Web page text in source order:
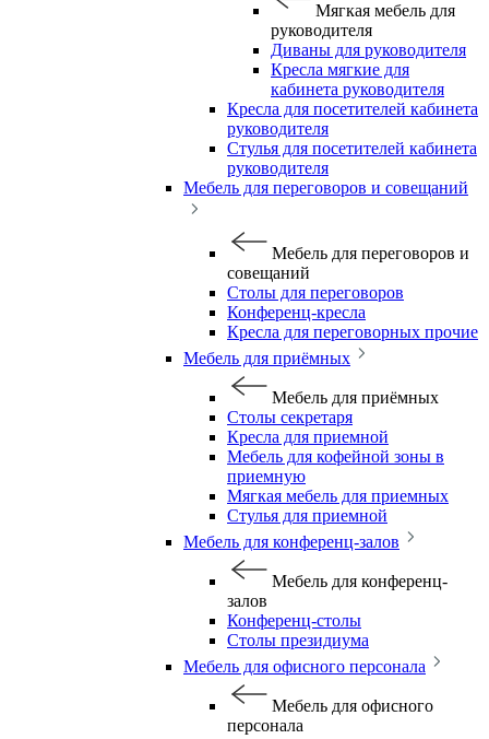
Мягкая мебель для
руководителя
Диваны для руководителя
Кресла мягкие для
кабинета руководителя
Кресла для посетителей кабинета
руководителя
Стулья для посетителей кабинета
руководителя
Мебель для переговоров и совещаний
Мебель для переговоров и
совещаний
Столы для переговоров
Конференц-кресла
Кресла для переговорных прочие
Мебель для приёмных
Мебель для приёмных
Столы секретаря
Кресла для приемной
Мебель для кофейной зоны в
приемную
Мягкая мебель для приемных
Стулья для приемной
Мебель для конференц-залов
Мебель для конференц-
залов
Конференц-столы
Столы президиума
Мебель для офисного персонала
Мебель для офисного
персонала